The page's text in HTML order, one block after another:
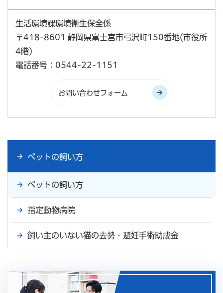
生活環境課環境衛生保全係
〒418-8601 静岡県富士宮市弓沢町150番地(市役所
4階)
電話番号：0544-22-1151
ペットの飼い方
ペットの飼い方
指定動物病院
飼い主のいない猫の去勢・避妊手術助成金